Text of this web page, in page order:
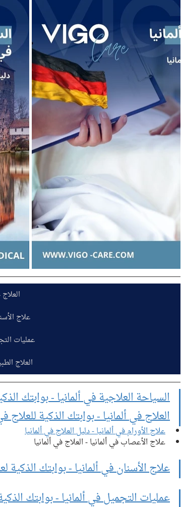
علاج
عمليات
العلاج
السياحة العلاجية في ألمانيا - بوابتك
العلاج في ألمانيا - بوابتك الذكية للعلاج
علاج الأورام في ألمانيا - دليل العلاج في ألمانيا
علاج الأعصاب في ألمانيا - العلاج في ألمانيا
علاج الأسنان في ألمانيا - بوابتك الذكية
عمليات التجميل في ألمانيا - بوابتك